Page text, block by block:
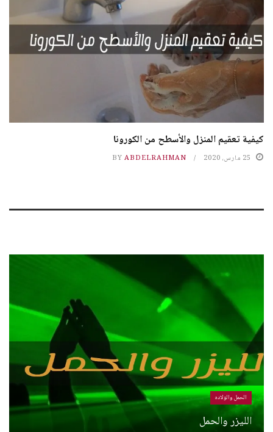
كيفية تعقيم المنزل والأسطح من الكورونا
25 مارس، 2020 BY ABDELRAHMAN
الحمل والولاده
الليزر والحمل